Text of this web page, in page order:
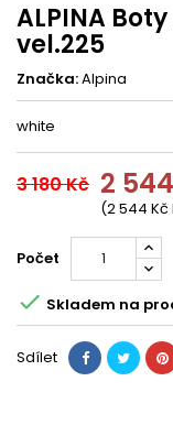
ALPINA
vel.225
Značka:Alpina
white
3 180 Kč 2
(2 544 Kč
Počet
 Skladem na
Sdílet